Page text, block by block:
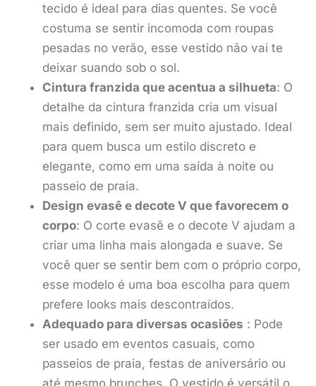
tecido é ideal para dias quentes. Se você
costuma se sentir incomoda com roupas
pesadas no verão, esse vestido não vai te
deixar suando sob o sol.
Cintura franzida que acentua a silhueta: O
detalhe da cintura franzida cria um visual
mais definido, sem ser muito ajustado. Ideal
para quem busca um estilo discreto e
elegante, como em uma saída à noite ou
passeio de praia.
Design evasê e decote V que favorecem o
corpo: O corte evasê e o decote V ajudam a
criar uma linha mais alongada e suave. Se
você quer se sentir bem com o próprio corpo,
esse modelo é uma boa escolha para quem
prefere looks mais descontraídos.
Adequado para diversas ocasiões : Pode
ser usado em eventos casuais, como
passeios de praia, festas de aniversário ou
até mesmo brunches. O vestido é versátil o